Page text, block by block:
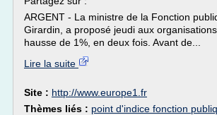
ARGENT - La ministre de la Fonction
Girardin, a proposé jeudi aux
hausse de 1%, en deux fois. Avant de...
Lire la suite
Site : http://www.europe1.fr
Thèmes liés : point d'indice fonction